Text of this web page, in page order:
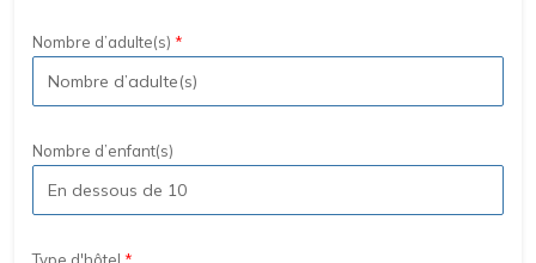
Nombre d’adulte(s)
Nombre d’enfant(s)